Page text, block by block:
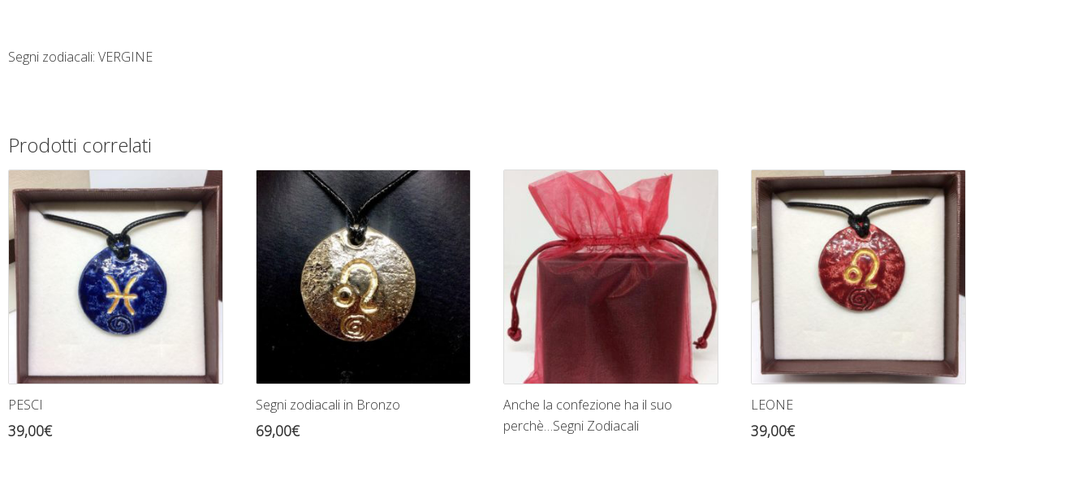
Segni zodiacali: VERGINE
Prodotti correlati
PESCI
39,00€
Segni zodiacali in Bronzo
69,00€
Anche la confezione ha il suo
perchè…Segni Zodiacali
LEONE
39,00€